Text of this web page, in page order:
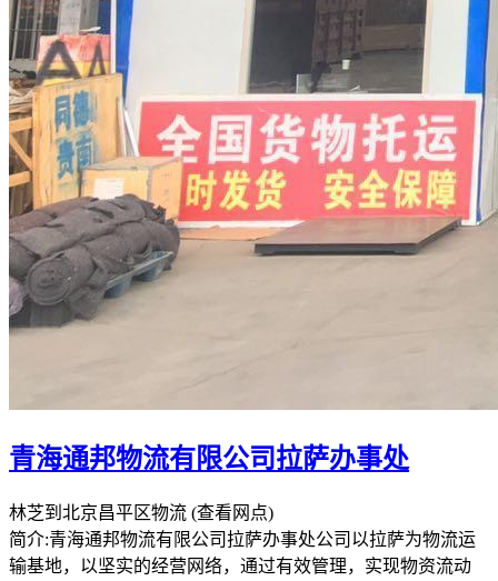
青海通邦物流有限公司拉萨办事处
林芝到北京昌平区物流 (查看网点)
简介:青海通邦物流有限公司拉萨办事处公司以拉萨为物流运
输基地，以坚实的经营网络，通过有效管理，实现物资流动